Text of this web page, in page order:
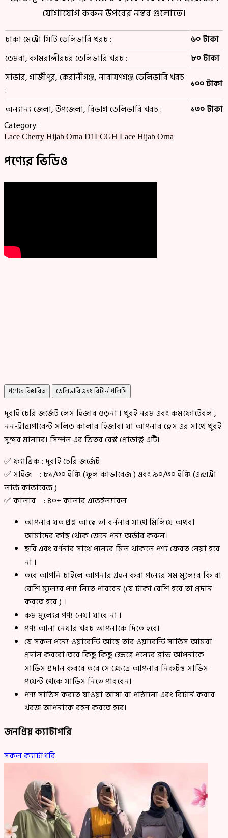
যোগাযোগ করুন উপরের নম্বর গুলোতে।
ঢাকা মেট্রো সিটি ডেলিভারি খরচ :
৬০ টাকা
ডেমরা, কামরাঙ্গীরচর ডেলিভারি খরচ :
৮০ টাকা
সাভার, গাজীপুর, কেরানীগঞ্জ, নারায়ণগঞ্জ ডেলিভারি খরচ
:
১০০ টাকা
অন্যান্য জেলা, উপজেলা, বিভাগ ডেলিভারি খরচ :
১৩০ টাকা
Category:
Lace Cherry Hijab Orna D1LCGH Lace Hijab Orna
পণ্যের ভিডিও
পণ্যের বিস্তারিত ডেলিভারি এবং রিটার্ন পলিসি
দুবাই চেরি জর্জেট লেস হিজাব ওড়না । খুবই নরম এবং কমফোর্টেবল ,
নন-ট্রান্সপারেন্ট সলিড কালার হিজাব। যা আপনার ড্রেস এর সাথে খুবই
সুন্দর মানাবে। সিম্পল এর ভিতর বেস্ট প্রোডাক্ট এটি।
✅ ফ্যাব্রিক : দুবাই চেরি জর্জেট
✅ সাইজ : ৮১/৩০ ইঞ্চি (ফুল কাভারেজ ) এবং ৯০/৩০ ইঞ্চি (এক্সট্রা
লার্জ কাভারেজ )
✅ কালার : ৪০+ কালার এভেইল্যাবল
আপনার যত প্রশ্ন আছে তা বর্ননার সাথে মিলিয়ে অথবা
আমাদের কাছ থেকে জেনে পন্য অর্ডার করুন।
ছবি এবং বর্ণনার সাথে পন্যের মিল থাকলে পণ্য ফেরত নেয়া হবে
না ।
তবে আপনি চাইলে আপনার গ্রহন করা পন্যের সম মুল্যের কি বা
বেশি মুল্যের পণ্য নিতে পারবেন (যে টাকা বেশি হবে তা প্রদান
করতে হবে ) ।
কম মুল্যের পণ্য নেয়া যাবে না ।
পণ্য আনা নেয়ার খরচ আপনাকে দিতে হবে।
যে সকল পন্যে ওয়ারেন্টি আছে তার ওয়ারেন্টি সার্ভিস আমরা
প্রদান করবো।তবে কিছু কিছু ক্ষেত্রে পন্যের ব্রান্ড আপনাকে
সার্ভিস প্রদান করবে তবে সে ক্ষেত্রে আপনার নিকটস্থ সার্ভিস
পয়েন্ট থেকে সার্ভিস নিতে পারবেন।
পণ্য সার্ভিস করতে যাওয়া আসা বা পাঠানো এবং রিটার্ন করার
খরজ আপনাকে বহন করতে হবে।
জনপ্রিয় ক্যাটাগরি
সকল ক্যাটাগরি